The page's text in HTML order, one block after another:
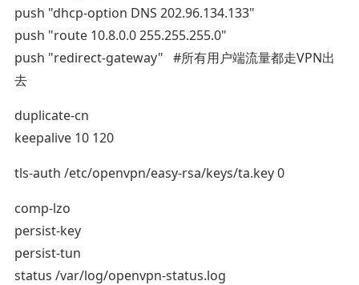
push "dhcp-option DNS 202.96.134.133"
push "route 10.8.0.0 255.255.255.0"
push "redirect-gateway" #所有用户端流量都走VPN出
去
duplicate-cn
keepalive 10 120
tls-auth /etc/openvpn/easy-rsa/keys/ta.key 0
comp-lzo
persist-key
persist-tun
status /var/log/openvpn-status.log